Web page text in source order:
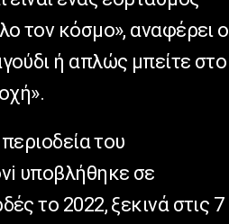
τον κόσμο», αναφέρει ο
ή απλώς μπείτε στο
του
υποβλήθηκε σε
το 2022, ξεκινά στις 7